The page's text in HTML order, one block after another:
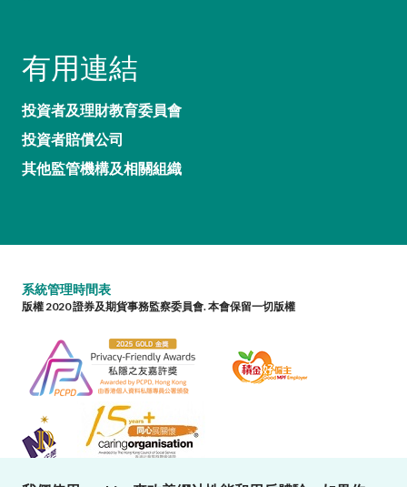
有用連結
投資者及理財教育委員會
投資者賠償公司
其他監管機構及相關組織
系統管理時間表
版權 2020 證券及期貨事務監察委員會. 本會保留一切版權